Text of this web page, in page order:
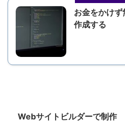
お金をかけ
作成する
Webサイトビルダーで制作